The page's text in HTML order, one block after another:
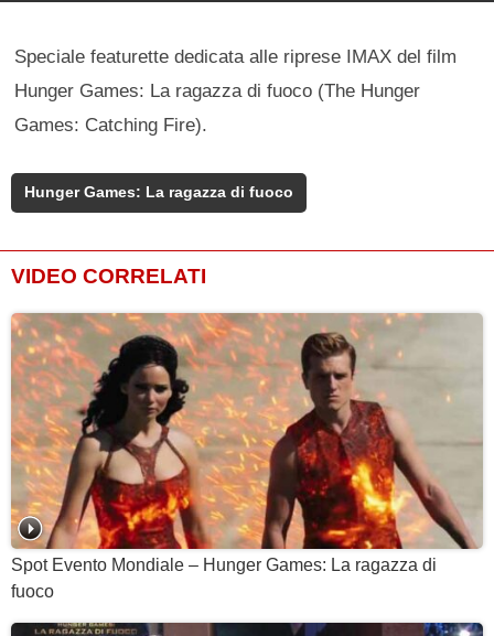
Speciale featurette dedicata alle riprese IMAX del film
Hunger Games: La ragazza di fuoco (The Hunger
Games: Catching Fire).
Hunger Games: La ragazza di fuoco
VIDEO CORRELATI
Spot Evento Mondiale – Hunger Games: La ragazza di
fuoco